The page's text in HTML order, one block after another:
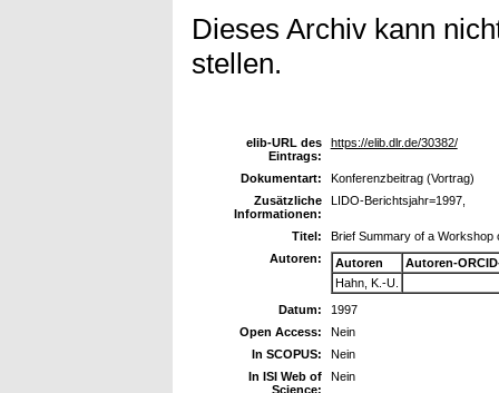
Dieses Archiv kann
stellen.
elib-URL des
Eintrags:
https://elib.dlr.de/30382/
Dokumentart:
Konferenzbeitrag (Vortrag)
Zusätzliche
Informationen:
LIDO-Berichtsjahr=1997,
Titel:
Brief Summary of a Workshop
Autoren:
Autoren
Autoren-
Hahn, K.-U.
Datum:
1997
Open Access:
Nein
In SCOPUS:
Nein
In ISI Web of
Science:
Nein